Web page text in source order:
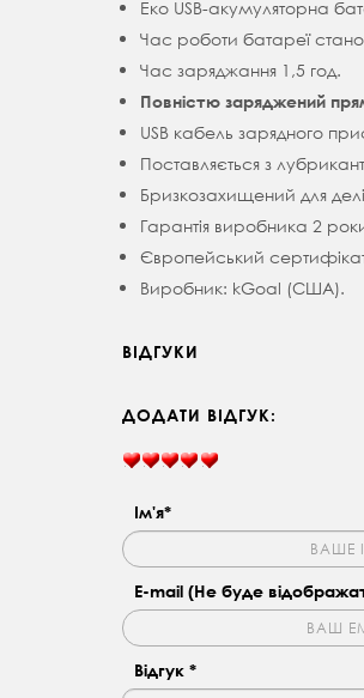
Еко USB-акумуляторна
Час роботи батареї
Час заряджання 1,5 год.
Повністю заряджений
USB кабель зарядного
Поставляється з
Бризкозахищений для
Гарантія виробника 2
Європейський
Виробник: kGoal (США).
ВІДГУКИ
ДОДАТИ ВІДГУК:
Ім'я*
E-mail (Не буде
Відгук *